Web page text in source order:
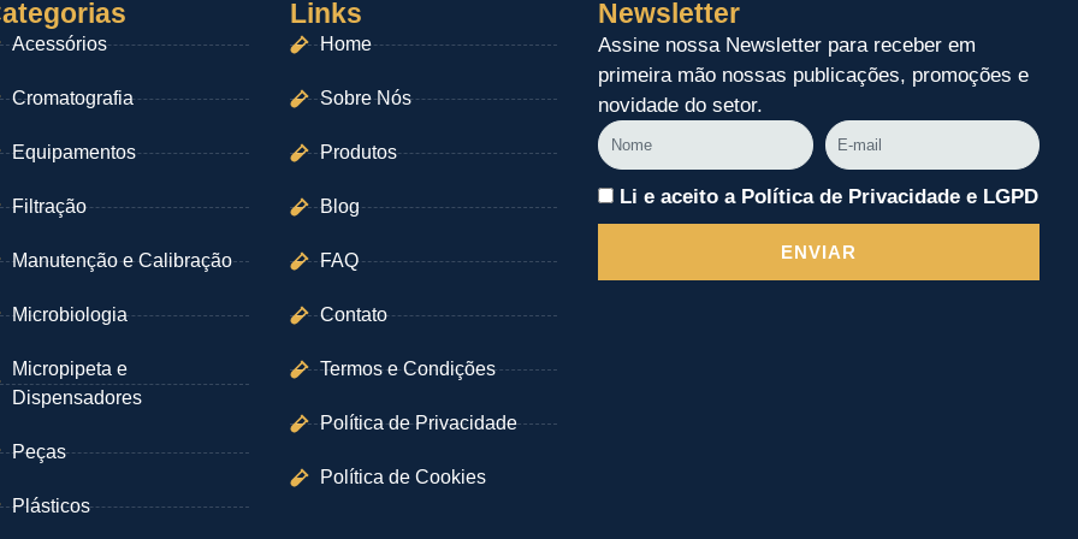
Acessórios
Cromatografia
Equipamentos
Filtração
Manutenção e Calibração
Microbiologia
Micropipeta e
Dispensadores
Peças
Plásticos
Links
Home
Sobre Nós
Produtos
Blog
FAQ
Contato
Termos e Condições
Política de Privacidade
Política de Cookies
Newsletter
Assine nossa Newsletter para receber em
primeira mão nossas publicações, promoções e
novidade do setor.
Nome
E-
mail
Li e aceito a Política de Privacidade e LGPD
ENVIAR